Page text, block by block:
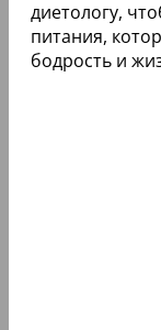
диетологу,
питания,
бодрость и